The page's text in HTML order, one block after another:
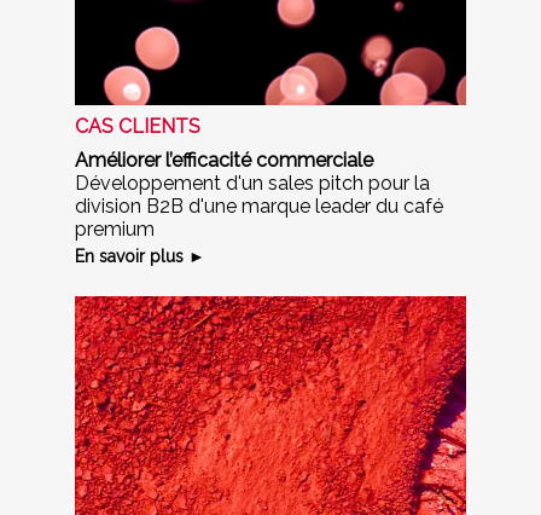
CAS CLIENTS
Améliorer l’efficacité commerciale
Développement d'un sales pitch pour la
division B2B d'une marque leader du café
premium
En savoir plus ►